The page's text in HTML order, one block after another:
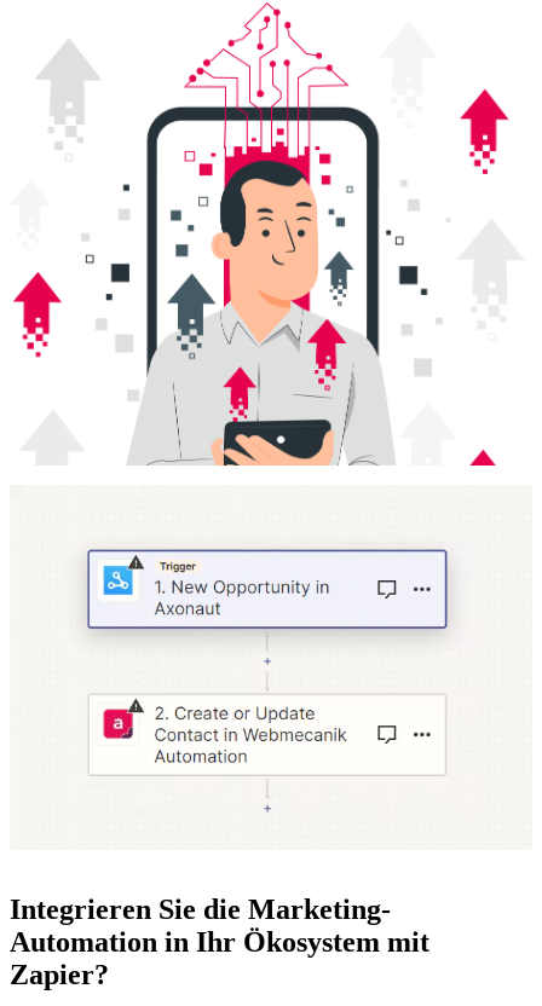
Integrieren Sie die Marketing-
Automation in Ihr Ökosystem mit
Zapier?